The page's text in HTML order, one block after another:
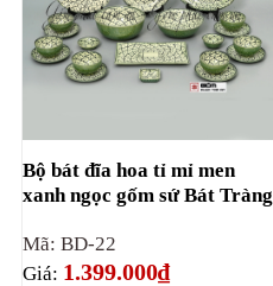
Bộ bát đĩa hoa tỉ mỉ men
xanh ngọc gốm sứ Bát Tràng
Mã: BD-22
Giá: 1.399.000₫